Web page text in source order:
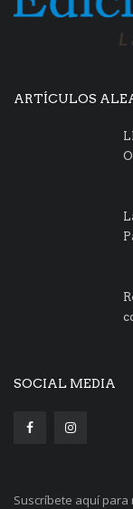
ARTÍCULOS
SOCIAL MEDIA
Suscríbete aquí